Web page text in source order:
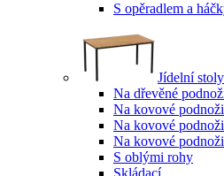
S opěradlem a
Jídelní stoly
Na dřevěné
Na kovové
Na kovové
Na kovové
S oblými rohy
Skládací